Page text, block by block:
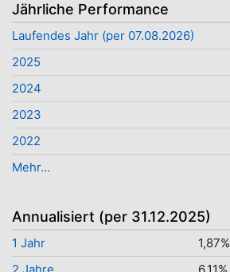
Jährliche Performance
Laufendes Jahr (per 07.08.2026)
2025
2024
2023
2022
Mehr...
Annualisiert (per 31.12.2025)
1 Jahr
1,87%